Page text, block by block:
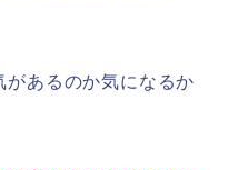
あるのか気になるか